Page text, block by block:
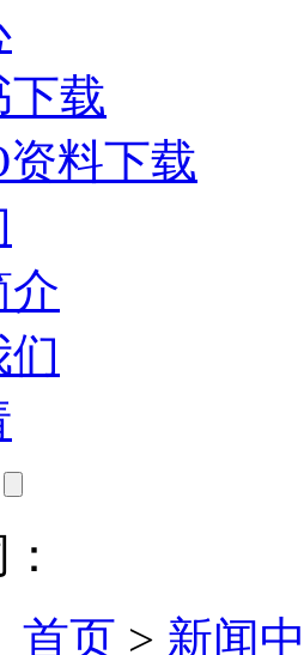
下载
料下载
介
首页 > 新闻